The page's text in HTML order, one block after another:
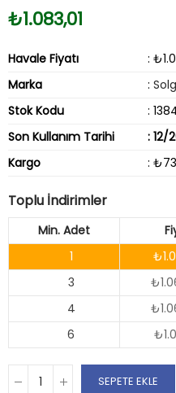
₺1.083,01
Havale Fiyatı
:
Marka
:
Stok Kodu
:
Son Kullanım Tarihi
: 12/
Kargo
:
Toplu İndirimler
Min. Adet
1
3
4
6
SEPETE EKLE